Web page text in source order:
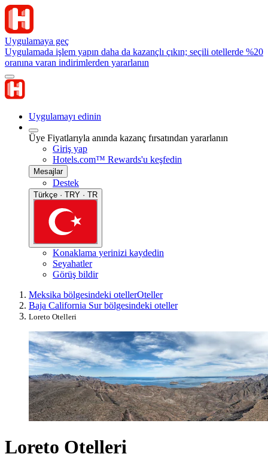
Uygulamaya geç
Uygulamada işlem yapın daha da kazançlı çıkın; seçili otellerde %20
oranına varan indirimlerden yararlanın
Uygulamayı edinin
Üye Fiyatlarıyla anında kazanç fırsatından yararlanın
Giriş yap
Hotels.com™ Rewards'u keşfedin
Mesajlar
Destek
Türkçe · TRY · TR
Konaklama yerinizi kaydedin
Seyahatler
Görüş bildir
Meksika bölgesindeki otellerOteller
Baja California Sur bölgesindeki oteller
Loreto Otelleri
Loreto Otelleri